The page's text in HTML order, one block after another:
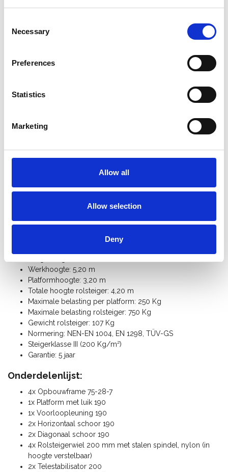
Selection
Necessary
Preferences
Statistics
Marketing
Allow all
Allow selection
Deny
werkhoogte 5,20 m
veilig werken op hoogte in smalle ruimtes. Dankzij het
compacte formaat en de lichtgewicht aluminium constructie is
deze rolsteiger eenvoudig te verplaatsen en snel op te bouwen.
De vierverstelbare steigerwielen met rem
zorgen voor
.
buitengebruiken biedt meer veiligheid en comfort dan een
installatiewerkzaamheden. Met de Euroscaffold rolstelling
kies je voor een duurzame, stabiele en betrouwbare oplossing
steigeronderdelen zijn los verkrijgbaar.
Werkhoogte: 5,20 m
Platformhoogte: 3,20 m
Totale hoogte rolsteiger: 4,20 m
Maximale belasting per platform: 250 Kg
Maximale belasting rolsteiger: 750 Kg
Gewicht rolsteiger: 107 Kg
Normering: NEN-EN 1004, EN 1298, TÜV-GS
Steigerklasse III (200 Kg/m²)
Garantie: 5 jaar
Onderdelenlijst:
4x Opbouwframe 75-28-7
1x Platform met luik 190
1x Voorloopleuning 190
2x Horizontaal schoor 190
2x Diagonaal schoor 190
4x Rolsteigerwiel 200 mm met stalen spindel, nylon (in
hoogte verstelbaar)
2x Telestabilisator 200